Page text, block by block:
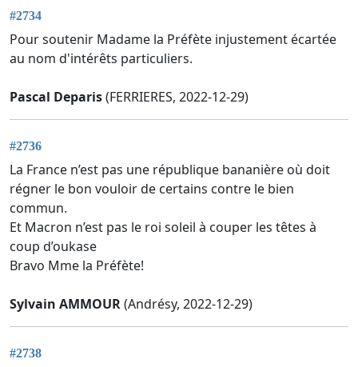
#2734
Pour soutenir Madame la Préfète injustement écartée
au nom d'intérêts particuliers.
Pascal Deparis(FERRIERES, 2022-12-29)
#2736
La France n’est pas une république bananière où doit
régner le bon vouloir de certains contre le bien
commun.
Et Macron n’est pas le roi soleil à couper les têtes à
coup d’oukase
Bravo Mme la Préfète!
Sylvain AMMOUR(Andrésy, 2022-12-29)
#2738